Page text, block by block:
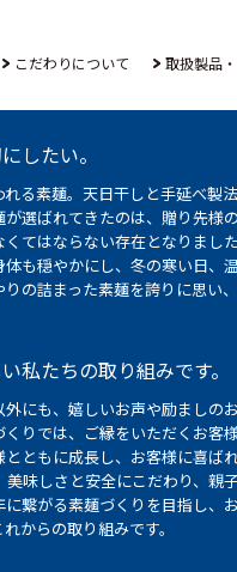
こだわりについて 取扱製品
したい。
る素麺。天日干しと手延べ
選ばれてきたのは、贈り先
てはならない存在となりまし
も穏やかにし、冬の寒い日
の詰まった素麺を誇りに思
私たちの取り組みです。
にも、嬉しいお声や励まし
りでは、ご縁をいただくお
ともに成長し、お客様に喜ば
味しさと安全にこだわり、
繋がる素麺づくりを目指し
からの取り組みです。